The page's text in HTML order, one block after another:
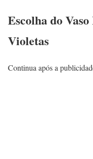
Escolha do
Violetas
Continua após a